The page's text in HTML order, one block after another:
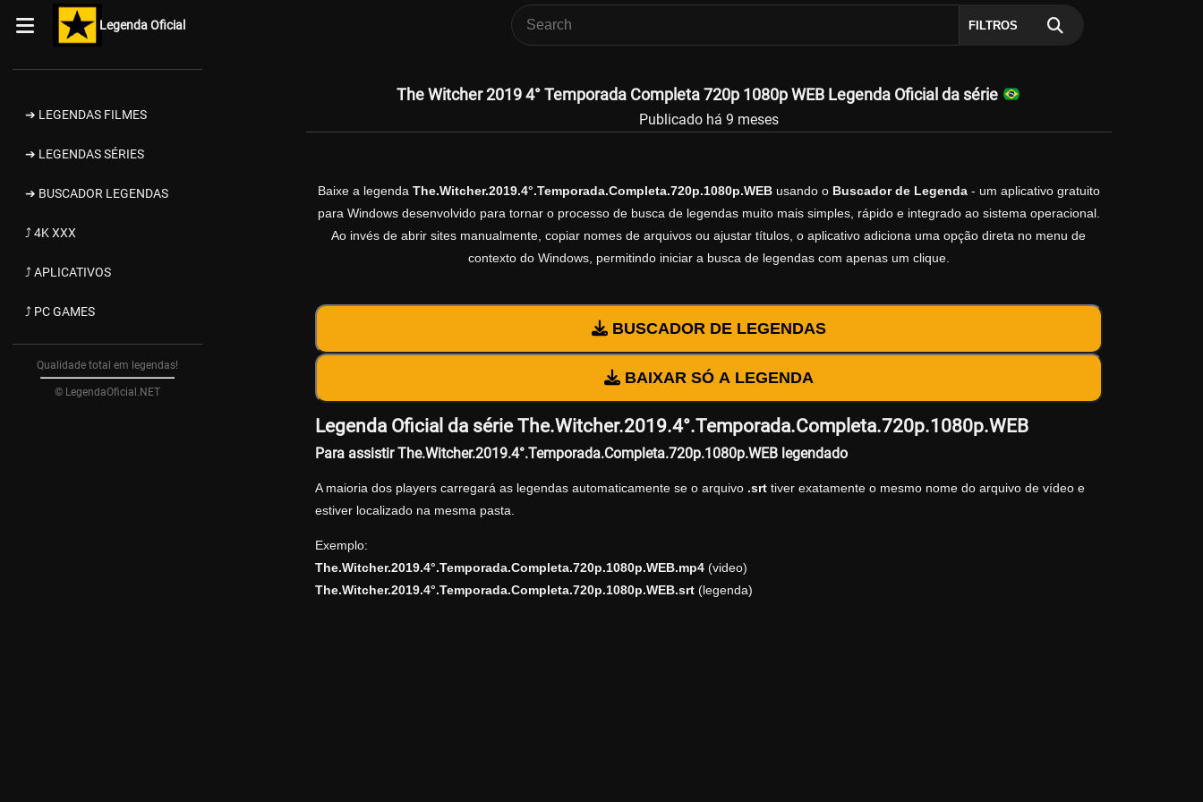
Legenda Oficial FILTROS
➔ LEGENDAS FILMES
➔ LEGENDAS SÉRIES
➔ BUSCADOR LEGENDAS
⤴ 4K XXX
⤴ APLICATIVOS
⤴ PC GAMES
Qualidade total em legendas!
© LegendaOficial.NET
The Witcher 2019 4° Temporada Completa 720p 1080p WEB Legenda Oficial da série
Publicado há 9 meses
Baixe a legenda The.Witcher.2019.4°.Temporada.Completa.720p.1080p.WEBusando o Buscador de Legenda- um aplicativo gratuito
para Windows desenvolvido para tornar o processo de busca de legendas muito mais simples, rápido e integrado ao sistema operacional.
Ao invés de abrir sites manualmente, copiar nomes de arquivos ou ajustar títulos, o aplicativo adiciona uma opção direta no menu de
contexto do Windows, permitindo iniciar a busca de legendas com apenas um clique.
BUSCADOR DE LEGENDAS
BAIXAR SÓ A LEGENDA
Legenda Oficial da série The.Witcher.2019.4°.Temporada.Completa.720p.1080p.WEB
Para assistir The.Witcher.2019.4°.Temporada.Completa.720p.1080p.WEB legendado
A maioria dos players carregará as legendas automaticamente se o arquivo .srttiver exatamente o mesmo nome do arquivo de vídeo e
estiver localizado na mesma pasta.
Exemplo:
The.Witcher.2019.4°.Temporada.Completa.720p.1080p.WEB.mp4(video)
The.Witcher.2019.4°.Temporada.Completa.720p.1080p.WEB.srt(legenda)